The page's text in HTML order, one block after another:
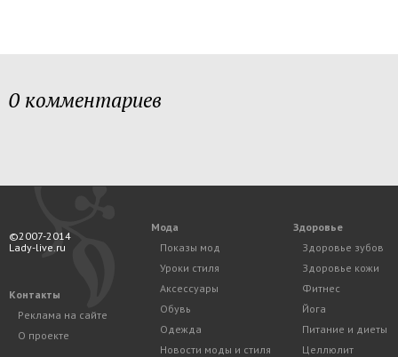
0 комментариев
©2007-2014
Lady-live.ru
Контакты
Реклама на сайте
О проекте
Мода
Показы мод
Уроки стиля
Аксессуары
Обувь
Одежда
Новости моды и стиля
Здоровье
Здоровье зубов
Здоровье кожи
Фитнес
Йога
Питание и диеты
Целлюлит